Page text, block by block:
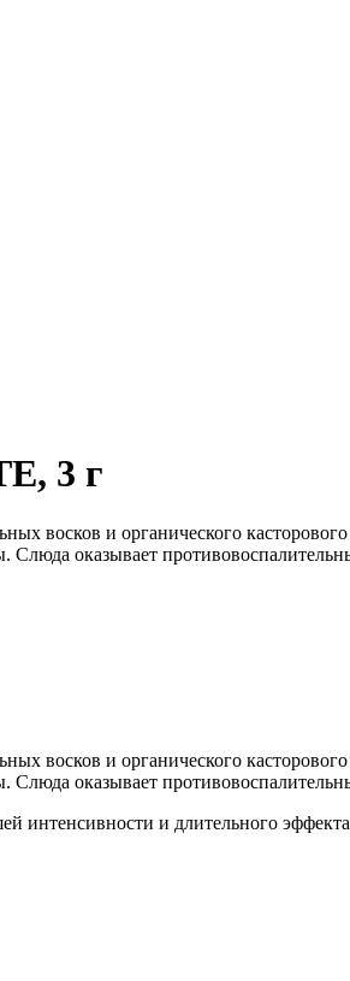
3 г
восков и органического
оказывает
восков и органического
оказывает
интенсивности и длительного